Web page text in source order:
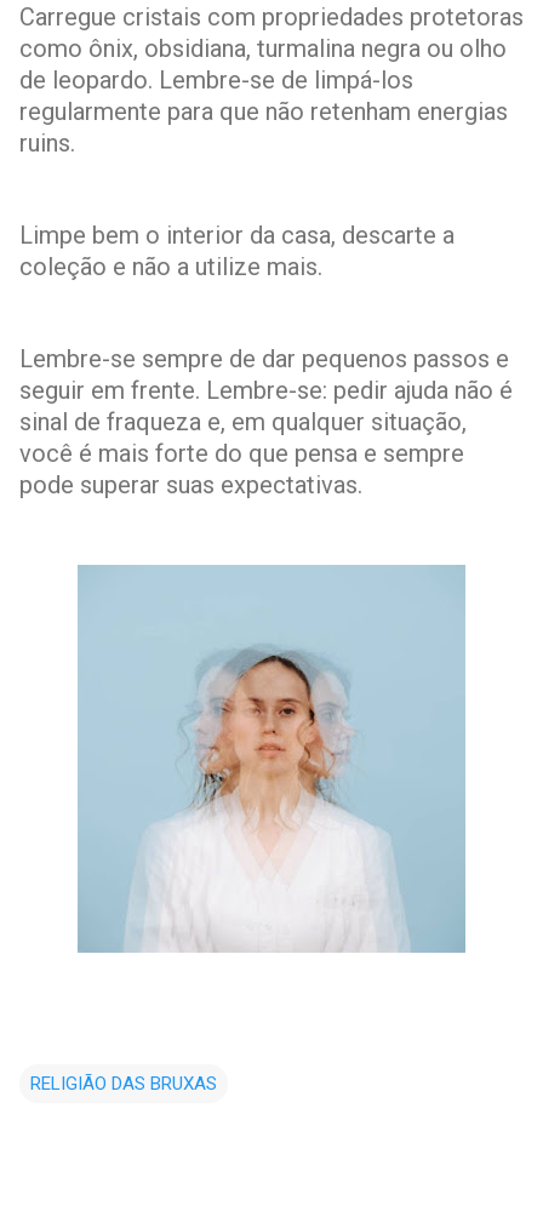
Carregue cristais com propriedades protetoras
como ônix, obsidiana, turmalina negra ou olho
de leopardo. Lembre-se de limpá-los
regularmente para que não retenham energias
ruins.
Limpe bem o interior da casa, descarte a
coleção e não a utilize mais.
Lembre-se sempre de dar pequenos passos e
seguir em frente. Lembre-se: pedir ajuda não é
sinal de fraqueza e, em qualquer situação,
você é mais forte do que pensa e sempre
pode superar suas expectativas.
RELIGIÃO DAS BRUXAS